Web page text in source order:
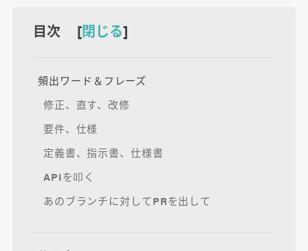
目次 [閉じる]
頻出ワード＆フレーズ
修正、直す、改修
要件、仕様
定義書、指示書、仕様書
APIを叩く
あのブランチに対してPRを出して